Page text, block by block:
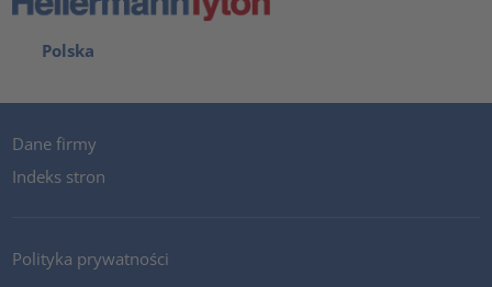
Polska
Dane firmy
Indeks stron
Polityka prywatności